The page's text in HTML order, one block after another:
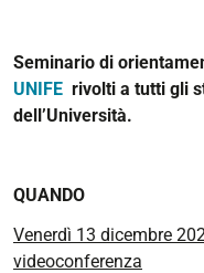
Seminario di
UNIFE rivolti a tutti gli
dell’Università.
QUANDO
Venerdì 13 dicembre
videoconferenza